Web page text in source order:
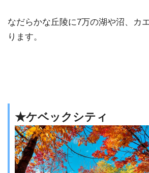
なだらかな丘陵に7万の湖や沼、カ
ります。
★ケベックシティ